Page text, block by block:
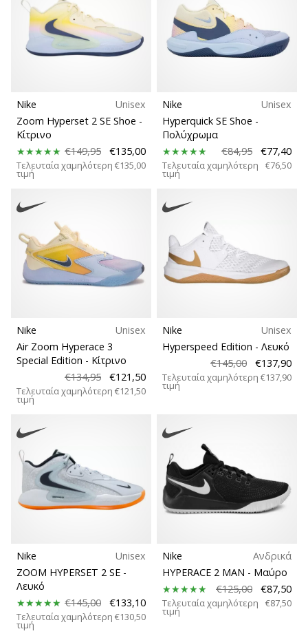
βόλεϊ
Είστε
λάτρης
όπως
εμείς;
Ελάτε
μαζί
μας
ως
της
μας.
11. 8. 2022
Weplayvolleyball
Πρόγραμμα
Συνεργατών
Έχετε
τον
σας
ιστότοπο,
ιστολόγιο,
σελίδα
στο
Facebook
συζητήσεων;
Αφήστε
τα
να
σας
αποφέρουν
Nike
Unisex
Zoom Hyperset 2 SE Shoe -
Κίτρινο
€149,95
€135,00
Τελευταία χαμηλότερη
τιμή
€135,00
Nike
Unisex
Hyperquick SE Shoe -
Πολύχρωμα
€84,95
€77,40
Τελευταία χαμηλότερη
τιμή
€76,50
Nike
Unisex
Air Zoom Hyperace 3
Special Edition - Κίτρινο
€134,95
€121,50
Τελευταία χαμηλότερη
τιμή
€121,50
Nike
Unisex
Hyperspeed Edition - Λευκό
€145,00
€137,90
Τελευταία χαμηλότερη
τιμή
€137,90
Nike
Unisex
ZOOM HYPERSET 2 SE -
Λευκό
€145,00
€133,10
Τελευταία χαμηλότερη
τιμή
€130,50
Nike
Ανδρικά
HYPERACE 2 MAN - Μαύρο
€125,00
€87,50
Τελευταία χαμηλότερη
τιμή
€87,50